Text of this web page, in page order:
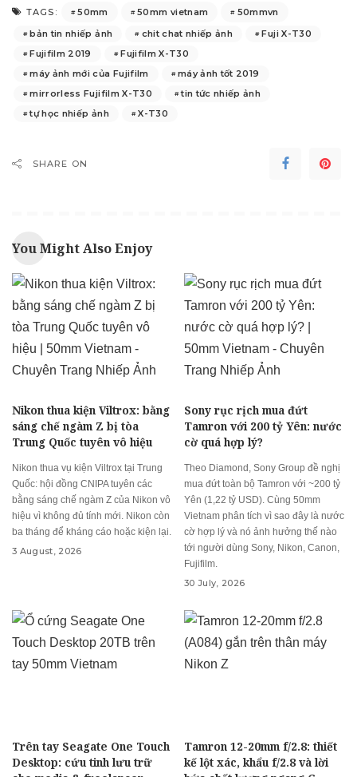
TAGS: 50mm 50mm vietnam
50mmvn
bản tin nhiếp ảnh
chit chat nhiếp ảnh
Fuji X-T30
Fujifilm 2019
Fujifilm X-T30
máy ảnh mới của Fujifilm
máy ảnh tốt 2019
mirrorless Fujifilm X-T30
tin tức nhiếp ảnh
tự học nhiếp ảnh
X-T30
SHARE ON
You Might Also Enjoy
Nikon thua kiện Viltrox: bằng
sáng chế ngàm Z bị tòa
Trung Quốc tuyên vô hiệu
Nikon thua vụ kiện Viltrox tại Trung
Quốc: hội đồng CNIPA tuyên các
bằng sáng chế ngàm Z của Nikon vô
hiệu vì không đủ tính mới. Nikon còn
ba tháng để kháng cáo hoặc kiện lại.
3 August, 2026
Sony rục rịch mua đứt
Tamron với 200 tỷ Yên: nước
cờ quá hợp lý?
Theo Diamond, Sony Group đề nghị
mua đứt toàn bộ Tamron với ~200 tỷ
Yên (1,22 tỷ USD). Cùng 50mm
Vietnam phân tích vì sao đây là nước
cờ hợp lý và nó ảnh hưởng thế nào
tới người dùng Sony, Nikon, Canon,
Fujifilm.
30 July, 2026
Trên tay Seagate One Touch
Desktop: cứu tinh lưu trữ
Tamron 12-20mm f/2.8: thiết
kế lột xác, khẩu f/2.8 và lời